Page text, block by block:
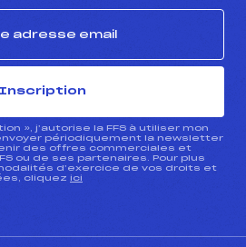
Inscription
», j’autorise la FFS à utiliser mon
périodiquement la newsletter
des offres commerciales et
ou de ses partenaires. Pour plus
d’exercice de vos droits et
cliquez ici